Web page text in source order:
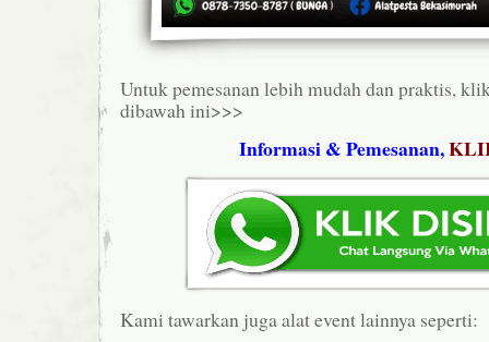
Untuk pemesanan lebih mudah dan praktis,
dibawah ini>>>
Informasi & Pemesanan,
Kami tawarkan juga alat event lainnya seperti: